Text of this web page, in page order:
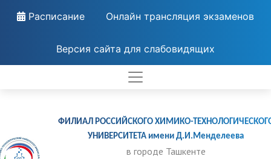
Расписание Онлайн трансляция экзаменов
Версия сайта для слабовидящих
ФИЛИАЛ РОССИЙСКОГО ХИМИКО-
УНИВЕРСИТЕТА имени Д.И.Менделеева
в городе Ташкенте